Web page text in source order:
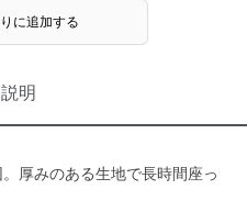
に追加する
明
厚みのある生地で長時間座っ